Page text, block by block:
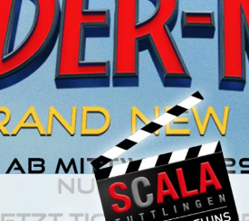
Geschenkideen
AGB & FAQ